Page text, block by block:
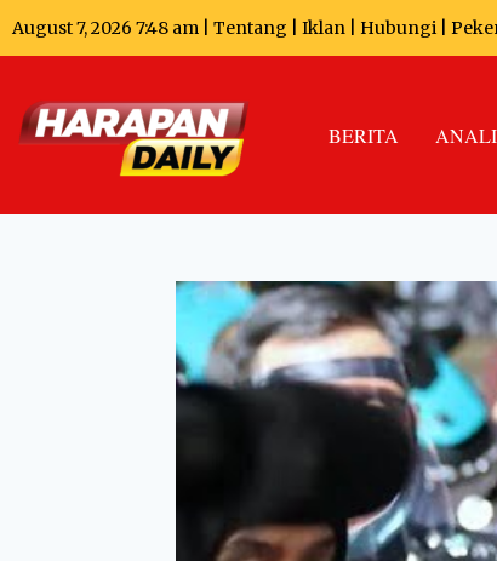
August 7, 2026 7:48 am | Tentang Iklan Hubungi
BERITA